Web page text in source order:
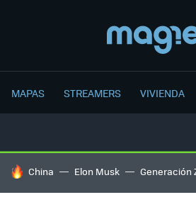
MAPAS STREAMERS VIVIENDA
HOY SE HABLA DE
China Elon Musk Generación